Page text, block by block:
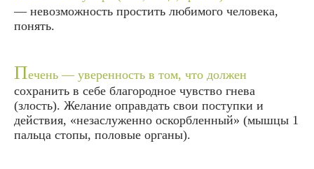
— невозможность простить любимого человека,
понять.
Печень — уверенность в том, что должен
сохранить в себе благородное чувство гнева
(злость). Желание оправдать свои поступки и
действия, «незаслуженно оскорбленный» (мышцы 1
пальца стопы, половые органы).